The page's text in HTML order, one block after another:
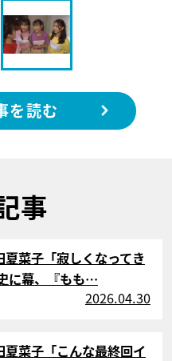
を読む
事
菜子「寂しくなってき
に幕、『もも…
2026.04.30
夏菜子「こんな最終回イ